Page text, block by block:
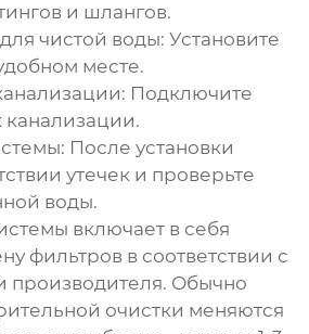
и шлангов.
чистой воды: Установите
месте.
Подключите
канализации.
После установки
утечек и проверьте
воды.
включает в себя
фильтров в соответствии с
производителя. Обычно
очистки меняются